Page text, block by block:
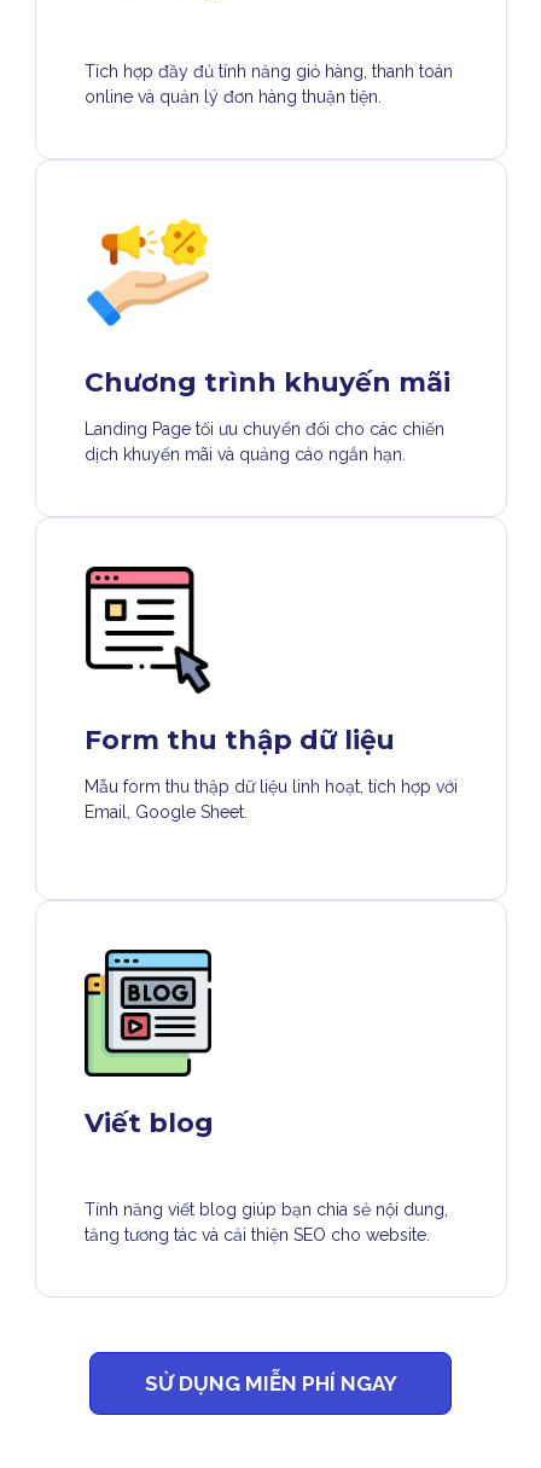
Tích hợp đầy đủ tính năng giỏ hàng, thanh toán
online và quản lý đơn hàng thuận tiện.
Chương trình khuyến mãi
Landing Page tối ưu chuyển đổi cho các chiến
dịch khuyến mãi và quảng cáo ngắn hạn.
Form thu thập dữ liệu
Mẫu form thu thập dữ liệu linh hoạt, tích hợp với
Email, Google Sheet.
Viết blog
Tính năng viết blog giúp bạn chia sẻ nội dung,
tăng tương tác và cải thiện SEO cho website.
SỬ DỤNG MIỄN PHÍ NGAY